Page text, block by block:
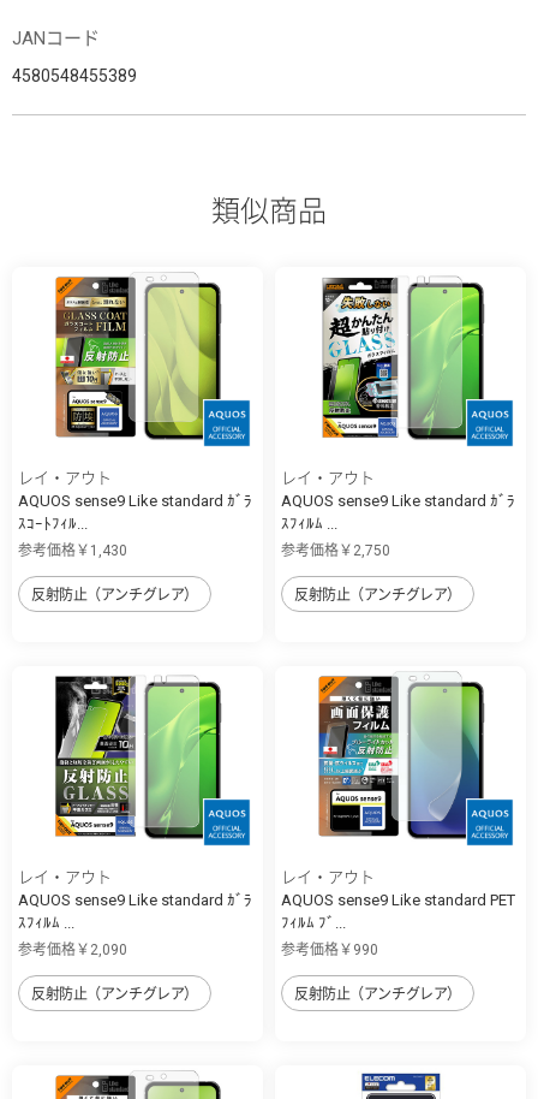
JANコード
4580548455389
類似商品
レイ・アウト
AQUOS sense9 Like standard ｶﾞﾗ
ｽｺｰﾄﾌｨﾙ...
参考価格￥1,430
反射防止（アンチグレア）
レイ・アウト
AQUOS sense9 Like standard ｶﾞﾗ
ｽﾌｨﾙﾑ ...
参考価格￥2,750
反射防止（アンチグレア）
レイ・アウト
AQUOS sense9 Like standard ｶﾞﾗ
ｽﾌｨﾙﾑ ...
参考価格￥2,090
反射防止（アンチグレア）
レイ・アウト
AQUOS sense9 Like standard PET
ﾌｨﾙﾑ ﾌﾞ...
参考価格￥990
反射防止（アンチグレア）